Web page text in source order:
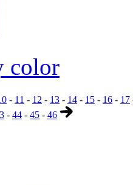
color
- 11 - 12 - 13 - 14 - 15 - 16 - 17
- 44 - 45 - 46